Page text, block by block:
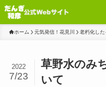
ホーム 元気発信！花見川 老朽化し
草野水のみ
いて
2022
7/23